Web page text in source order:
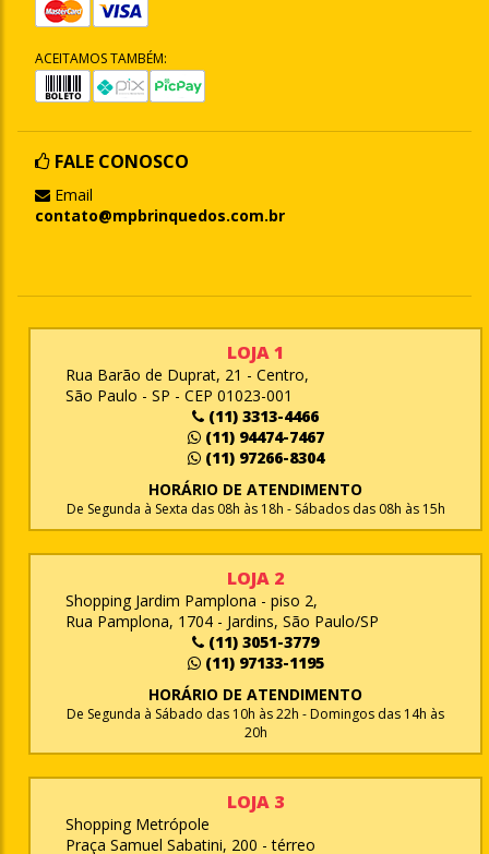
ACEITAMOS TAMBÉM:
FALE CONOSCO
Email
contato@mpbrinquedos.com.br
LOJA 1
Rua Barão de Duprat, 21 - Centro,
São Paulo - SP - CEP 01023-001
(11) 3313-4466
(11) 94474-7467
(11) 97266-8304
HORÁRIO DE ATENDIMENTO
De Segunda à Sexta das 08h às 18h - Sábados das 08h às 15h
LOJA 2
Shopping Jardim Pamplona - piso 2,
Rua Pamplona, 1704 - Jardins, São Paulo/SP
(11) 3051-3779
(11) 97133-1195
HORÁRIO DE ATENDIMENTO
De Segunda à Sábado das 10h às 22h - Domingos das 14h às
20h
LOJA 3
Shopping Metrópole
Praça Samuel Sabatini, 200 - térreo